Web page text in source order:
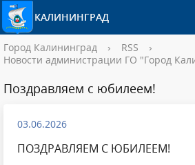
КАЛИНИНГРАД
Город Калининград › RSS
›
Новости администрации ГО "Город
Поздравляем с юбилеем!
03.06.2026
ПОЗДРАВЛЯЕМ С ЮБИЛЕЕМ!